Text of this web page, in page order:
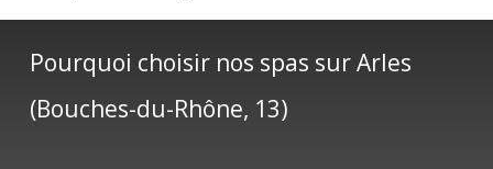
Pourquoi choisir nos spas sur Arles
(Bouches-du-Rhône, 13)